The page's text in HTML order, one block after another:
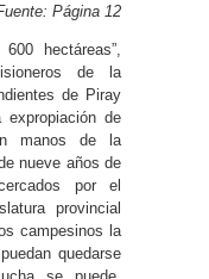
Página 12
hectáreas”,
de la
de Piray
expropiación de
manos de la
nueve años de
por el
provincial
campesinos la
quedarse